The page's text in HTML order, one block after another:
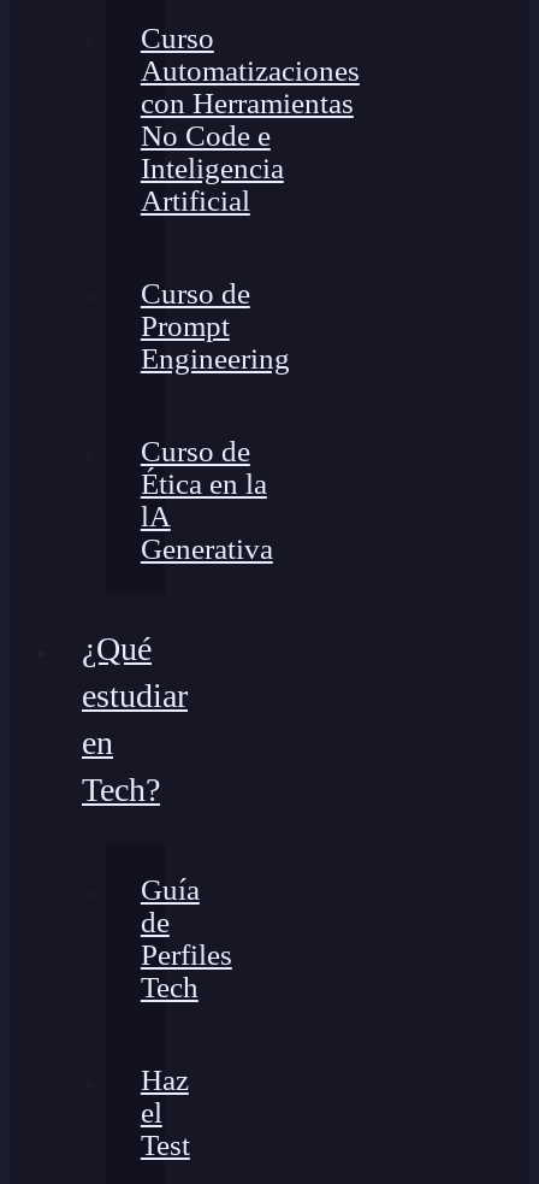
Curso
Automatizaciones
con Herramientas
No Code e
Inteligencia
Artificial
Curso de
Prompt
Engineering
Curso de
Ética en la
lA
Generativa
¿Qué
estudiar
en
Tech?
Guía
de
Perfiles
Tech
Haz
el
Test